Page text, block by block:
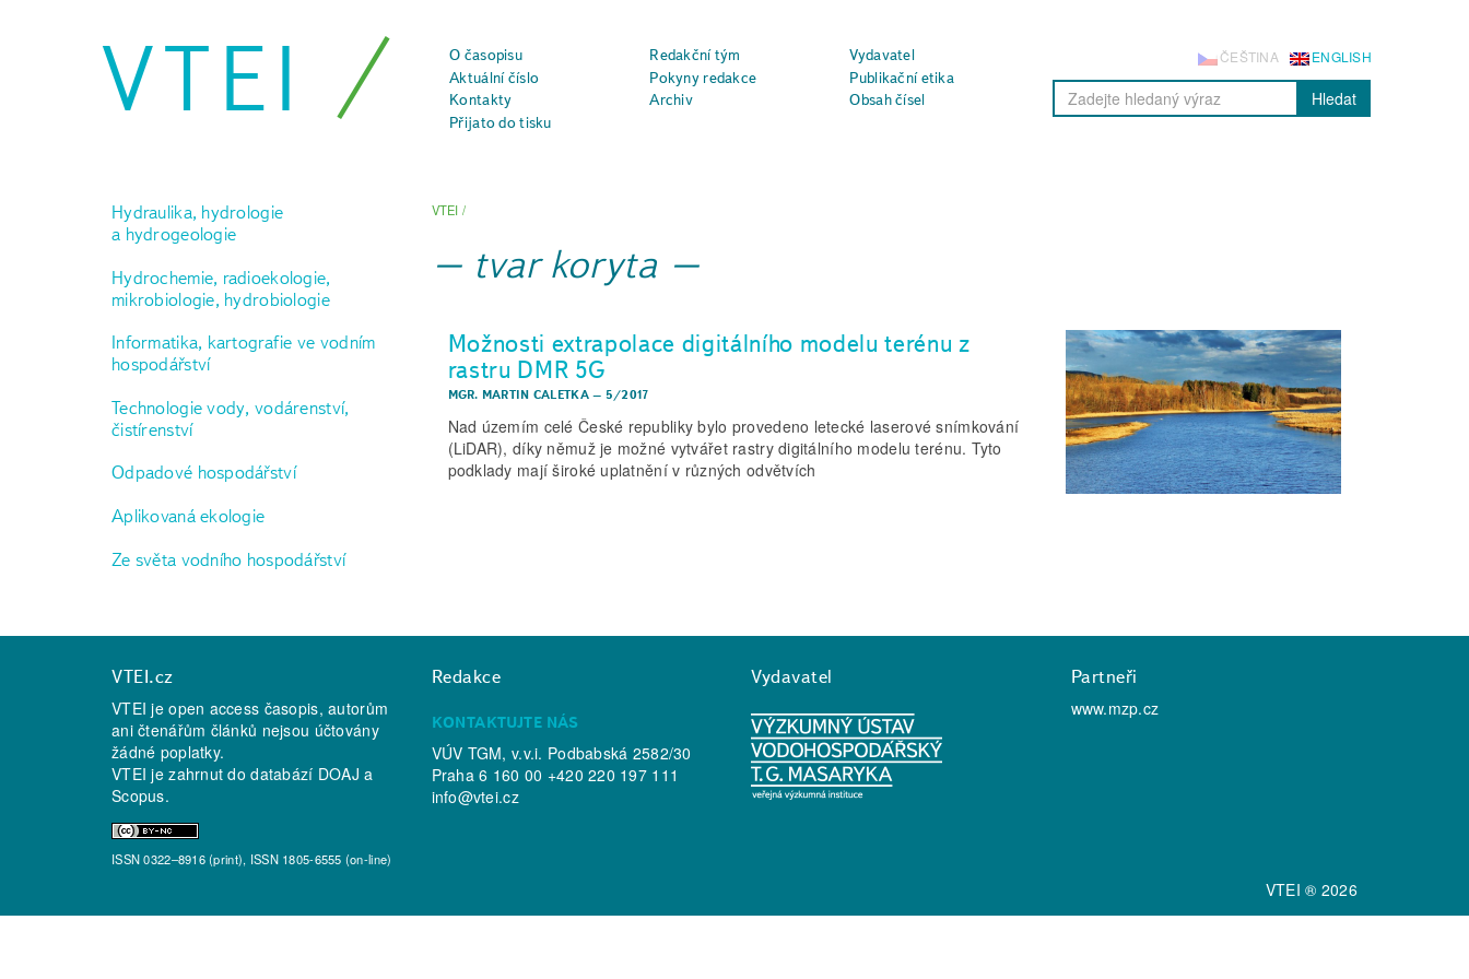
VTEI O časopisu Redakční tým
Vydavatel
Aktuální číslo
Pokyny redakce
Publikační etika
Kontakty
Archiv
Obsah čísel
Přijato do tisku
ENGLISH
ČEŠTINA
Hledat
Hydraulika, hydrologie
a hydrogeologie
Hydrochemie, radioekologie,
mikrobiologie, hydrobiologie
Informatika, kartografie ve vodním
hospodářství
Technologie vody, vodárenství,
čistírenství
Odpadové hospodářství
Aplikovaná ekologie
Ze světa vodního hospodářství
VTEI /
tvar koryta
Možnosti extrapolace digitálního modelu terénu z
rastru DMR 5G
MGR. MARTIN CALETKA– 5/2017
Nad územím celé České republiky bylo provedeno letecké laserové snímkování
(LiDAR), díky němuž je možné vytvářet rastry digitálního modelu terénu. Tyto
podklady mají široké uplatnění v různých odvětvích
VTEI.cz
VTEI je open access časopis, autorům
ani čtenářům článků nejsou účtovány
žádné poplatky.
VTEI je zahrnut do databází DOAJ a
Scopus.
ISSN 0322–8916 (print), ISSN 1805-6555 (on-line)
Redakce
KONTAKTUJTE NÁS
VÚV TGM, v.v.i. Podbabská 2582/30
Praha 6 160 00 +420 220 197 111
info@vtei.cz
Vydavatel
Partneři
www.mzp.cz
VTEI ® 2026